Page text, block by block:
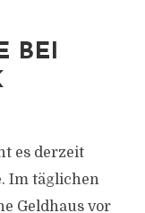
BEI
es derzeit
Im täglichen
Geldhaus vor